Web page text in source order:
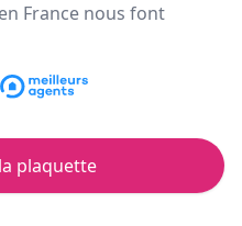
France nous font
plaquette